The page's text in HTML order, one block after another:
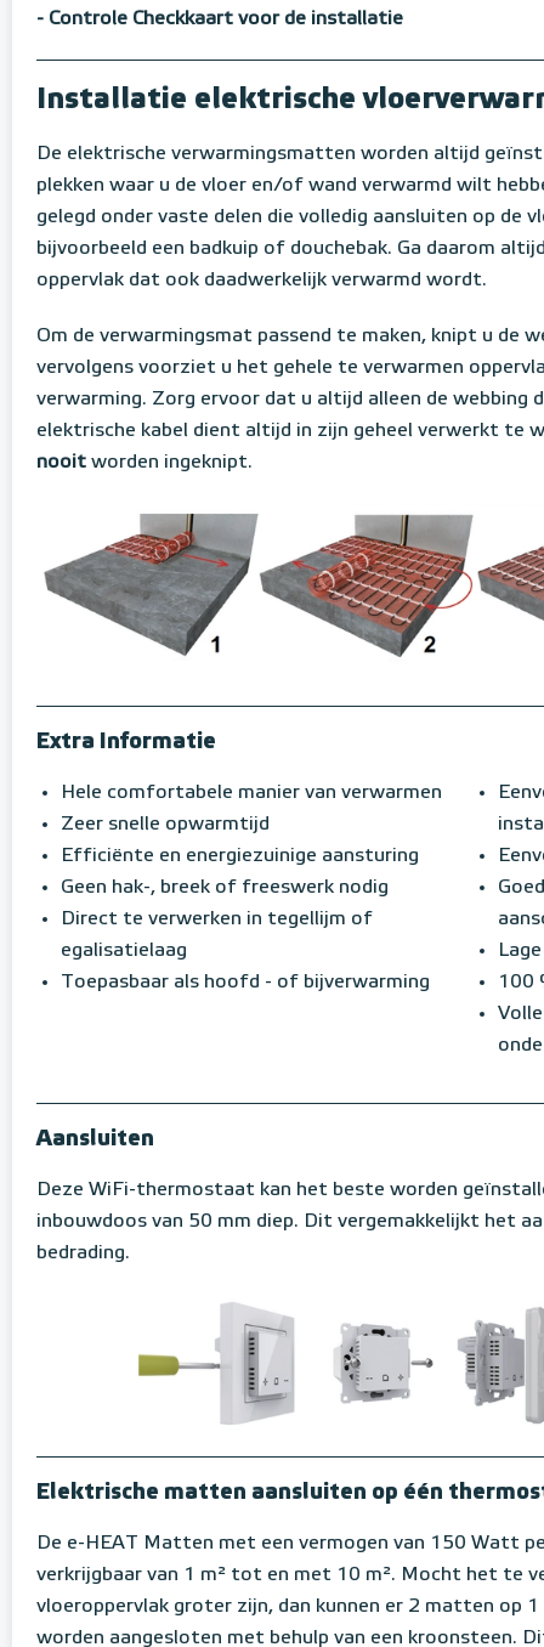
- Controle Checkkaart voor de installatie
Installatie elektrische
De elektrische verwarmingsmatten worden altijd
plekken waar u de vloer en/of wand verwarmd wilt
gelegd onder vaste delen die volledig aansluiten op de
bijvoorbeeld een badkuip of douchebak. Ga daarom
oppervlak dat ook daadwerkelijk verwarmd wordt.
Om de verwarmingsmat passend te maken, knipt u de
vervolgens voorziet u het gehele te verwarmen
verwarming. Zorg ervoor dat u altijd alleen de webbing
elektrische kabel dient altijd in zijn geheel verwerkt te
nooit worden ingeknipt.
Extra Informatie
Hele comfortabele manier van verwarmen
Zeer snelle opwarmtijd
Efficiënte en energiezuinige aansturing
Geen hak-, breek of freeswerk nodig
Direct te verwerken in tegellijm of
egalisatielaag
Toepasbaar als hoofd - of bijverwarming
100
Aansluiten
Deze WiFi-thermostaat kan het beste worden
inbouwdoos van 50 mm diep. Dit vergemakkelijkt het
bedrading.
Elektrische matten aansluiten op één
De e-HEAT Matten met een vermogen van 150 Watt
verkrijgbaar van 1 m² tot en met 10 m². Mocht het te
vloeroppervlak groter zijn, dan kunnen er 2 matten op
worden aangesloten met behulp van een kroonsteen.